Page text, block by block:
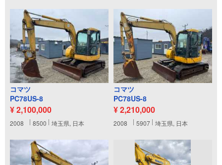
コマツ
PC78US-8
¥ 2,100,000
2008 8500 埼玉県, 日本
コマツ
PC78US-8
¥ 2,210,000
2008 5907 埼玉県, 日本